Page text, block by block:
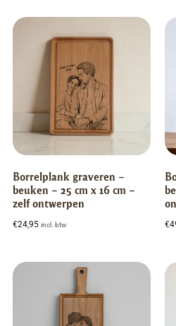
Borrelplank graveren –
beuken – 25 cm x 16 cm –
zelf ontwerpen
€24,95 incl. btw €